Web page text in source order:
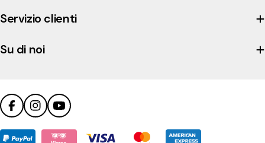
Servizio clienti
Su di noi
company's
profile
FacebookInstagramYouTube
Metodi